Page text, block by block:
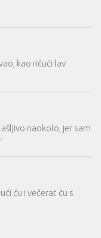
kao ričući lav
naokolo, jer sam
ću i večerat ću s